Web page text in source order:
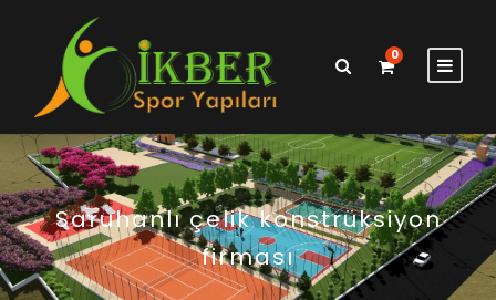
0
Saruhanlı çelik konstrüksiyon
firması